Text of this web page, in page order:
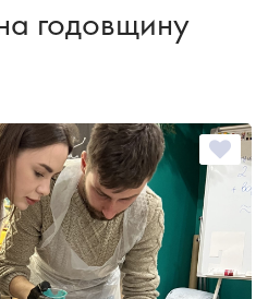
годовщину